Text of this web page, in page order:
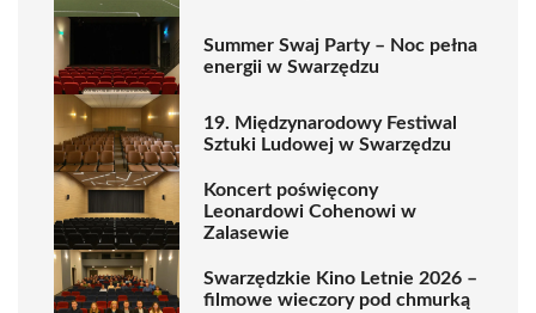
Summer Swaj Party – Noc pełna
energii w Swarzędzu
19. Międzynarodowy Festiwal
Sztuki Ludowej w Swarzędzu
Koncert poświęcony
Leonardowi Cohenowi w
Zalasewie
Swarzędzkie Kino Letnie 2026 –
filmowe wieczory pod chmurką